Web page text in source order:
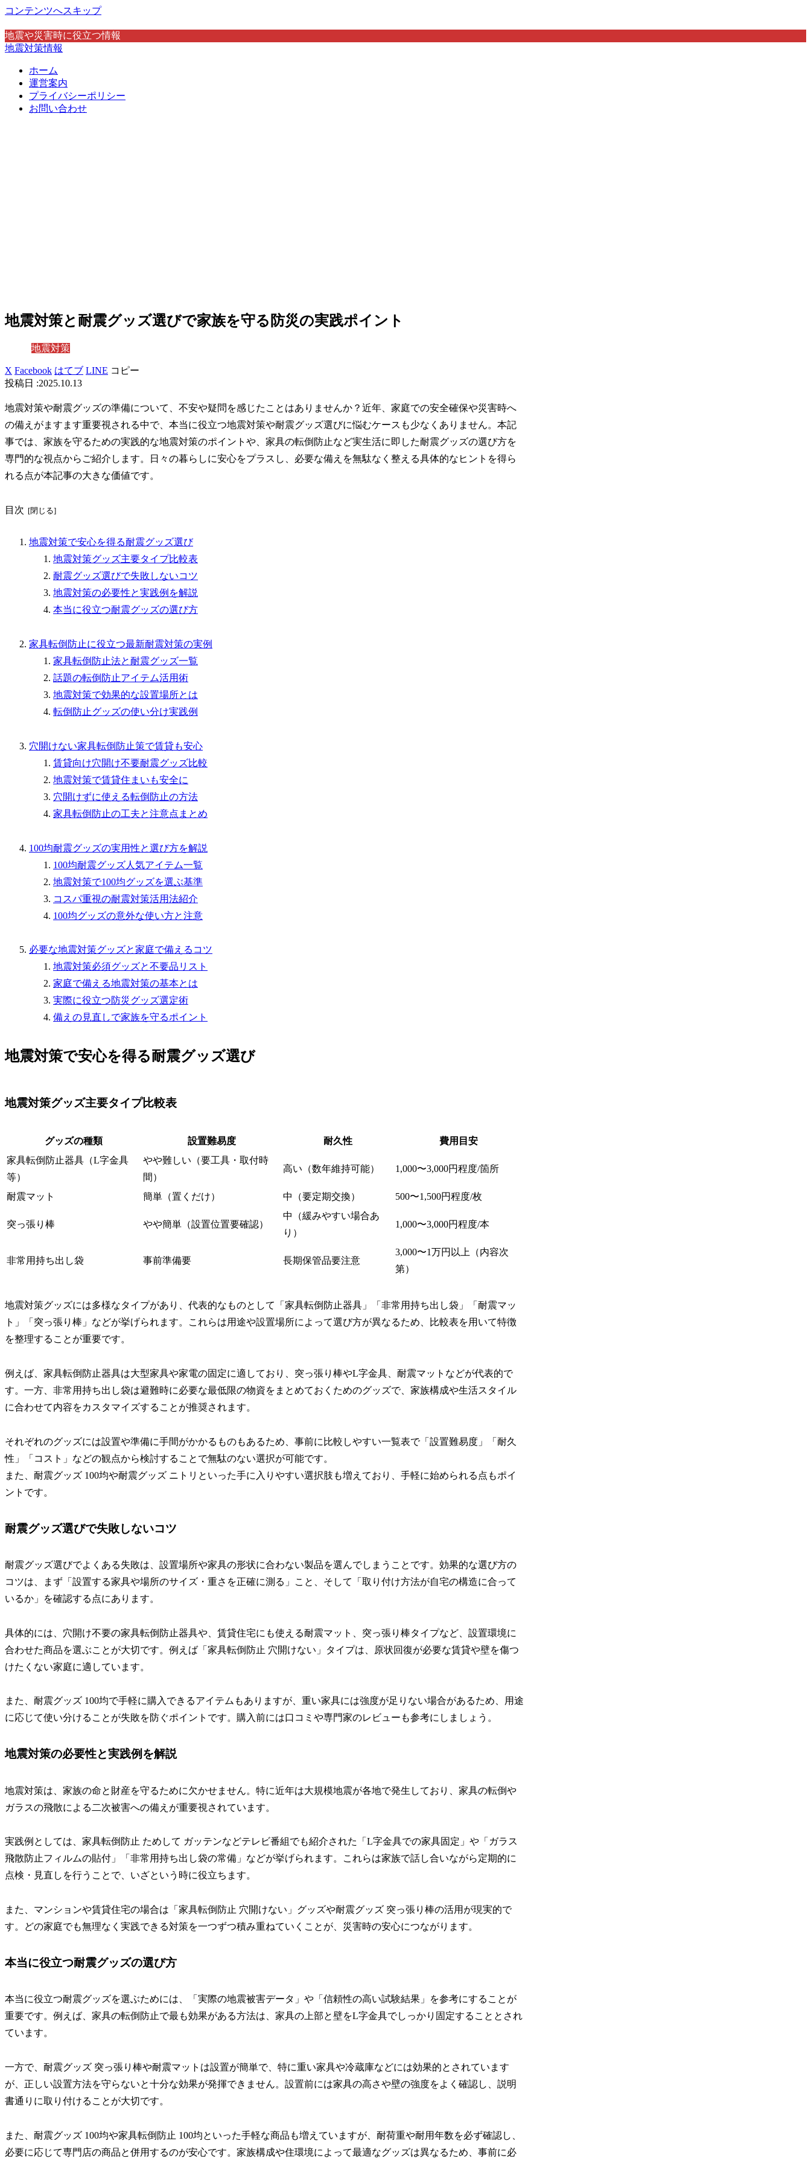
コンテンツへスキップ
地震や災害時に役立つ情報
地震対策情報
ホーム
運営案内
プライバシーポリシー
お問い合わせ
地震対策と耐震グッズ選びで家族を守る防災の実践ポイント
地震対策
X Facebook はてブ LINE コピー
2025.10.13
地震対策や耐震グッズの準備について、不安や疑問を感じたことはありませんか？近年、家庭での安全確保や災害時へ
の備えがますます重要視される中で、本当に役立つ地震対策や耐震グッズ選びに悩むケースも少なくありません。本記
事では、家族を守るための実践的な地震対策のポイントや、家具の転倒防止など実生活に即した耐震グッズの選び方を
専門的な視点からご紹介します。日々の暮らしに安心をプラスし、必要な備えを無駄なく整える具体的なヒントを得ら
れる点が本記事の大きな価値です。
目次
地震対策で安心を得る耐震グッズ選び
地震対策グッズ主要タイプ比較表
耐震グッズ選びで失敗しないコツ
地震対策の必要性と実践例を解説
本当に役立つ耐震グッズの選び方
家具転倒防止に役立つ最新耐震対策の実例
家具転倒防止法と耐震グッズ一覧
話題の転倒防止アイテム活用術
地震対策で効果的な設置場所とは
転倒防止グッズの使い分け実践例
穴開けない家具転倒防止策で賃貸も安心
賃貸向け穴開け不要耐震グッズ比較
地震対策で賃貸住まいも安全に
穴開けずに使える転倒防止の方法
家具転倒防止の工夫と注意点まとめ
100均耐震グッズの実用性と選び方を解説
100均耐震グッズ人気アイテム一覧
地震対策で100均グッズを選ぶ基準
コスパ重視の耐震対策活用法紹介
100均グッズの意外な使い方と注意
必要な地震対策グッズと家庭で備えるコツ
地震対策必須グッズと不要品リスト
家庭で備える地震対策の基本とは
実際に役立つ防災グッズ選定術
備えの見直しで家族を守るポイント
地震対策で安心を得る耐震グッズ選び
地震対策グッズ主要タイプ比較表
グッズの種類 設置難易度 耐久性
費用目安
家具転倒防止器具（L字金具
等）
やや難しい（要工具・取付時
間）
高い（数年維持可能） 1,000〜3,000円程度/箇所
耐震マット 簡単（置くだけ） 中（要定期交換） 500〜1,500円程度/枚
突っ張り棒 やや簡単（設置位置要確認）
中（緩みやすい場合あ
り）
1,000〜3,000円程度/本
非常用持ち出し袋 事前準備要 長期保管品要注意
3,000〜1万円以上（内容次
第）
地震対策グッズには多様なタイプがあり、代表的なものとして「家具転倒防止器具」「非常用持ち出し袋」「耐震マッ
ト」「突っ張り棒」などが挙げられます。これらは用途や設置場所によって選び方が異なるため、比較表を用いて特徴
を整理することが重要です。
例えば、家具転倒防止器具は大型家具や家電の固定に適しており、突っ張り棒やL字金具、耐震マットなどが代表的で
す。一方、非常用持ち出し袋は避難時に必要な最低限の物資をまとめておくためのグッズで、家族構成や生活スタイル
に合わせて内容をカスタマイズすることが推奨されます。
それぞれのグッズには設置や準備に手間がかかるものもあるため、事前に比較しやすい一覧表で「設置難易度」「耐久
性」「コスト」などの観点から検討することで無駄のない選択が可能です。
また、耐震グッズ 100均や耐震グッズ ニトリといった手に入りやすい選択肢も増えており、手軽に始められる点もポイ
ントです。
耐震グッズ選びで失敗しないコツ
耐震グッズ選びでよくある失敗は、設置場所や家具の形状に合わない製品を選んでしまうことです。効果的な選び方の
コツは、まず「設置する家具や場所のサイズ・重さを正確に測る」こと、そして「取り付け方法が自宅の構造に合って
いるか」を確認する点にあります。
具体的には、穴開け不要の家具転倒防止器具や、賃貸住宅にも使える耐震マット、突っ張り棒タイプなど、設置環境に
合わせた商品を選ぶことが大切です。例えば「家具転倒防止 穴開けない」タイプは、原状回復が必要な賃貸や壁を傷つ
けたくない家庭に適しています。
また、耐震グッズ 100均で手軽に購入できるアイテムもありますが、重い家具には強度が足りない場合があるため、用途
に応じて使い分けることが失敗を防ぐポイントです。購入前には口コミや専門家のレビューも参考にしましょう。
地震対策の必要性と実践例を解説
地震対策は、家族の命と財産を守るために欠かせません。特に近年は大規模地震が各地で発生しており、家具の転倒や
ガラスの飛散による二次被害への備えが重要視されています。
実践例としては、家具転倒防止 ためして ガッテンなどテレビ番組でも紹介された「L字金具での家具固定」や「ガラス
飛散防止フィルムの貼付」「非常用持ち出し袋の常備」などが挙げられます。これらは家族で話し合いながら定期的に
点検・見直しを行うことで、いざという時に役立ちます。
また、マンションや賃貸住宅の場合は「家具転倒防止 穴開けない」グッズや耐震グッズ 突っ張り棒の活用が現実的で
す。どの家庭でも無理なく実践できる対策を一つずつ積み重ねていくことが、災害時の安心につながります。
本当に役立つ耐震グッズの選び方
本当に役立つ耐震グッズを選ぶためには、「実際の地震被害データ」や「信頼性の高い試験結果」を参考にすることが
重要です。例えば、家具の転倒防止で最も効果がある方法は、家具の上部と壁をL字金具でしっかり固定することとされ
ています。
一方で、耐震グッズ 突っ張り棒や耐震マットは設置が簡単で、特に重い家具や冷蔵庫などには効果的とされています
が、正しい設置方法を守らないと十分な効果が発揮できません。設置前には家具の高さや壁の強度をよく確認し、説明
書通りに取り付けることが大切です。
また、耐震グッズ 100均や家具転倒防止 100均といった手軽な商品も増えていますが、耐荷重や耐用年数を必ず確認し、
必要に応じて専門店の商品と併用するのが安心です。家族構成や住環境によって最適なグッズは異なるため、事前に必